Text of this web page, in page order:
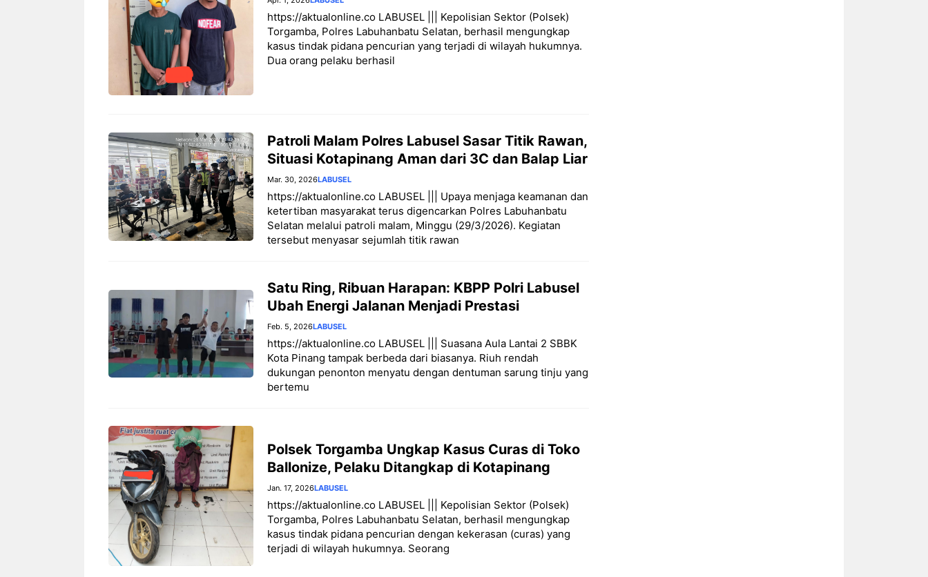
https://aktualonline.co LABUSEL ||| Kepolisian Sektor (Polsek)
Torgamba, Polres Labuhanbatu Selatan, berhasil mengungkap
kasus tindak pidana pencurian yang terjadi di wilayah hukumnya.
Dua orang pelaku berhasil
Patroli Malam Polres Labusel Sasar Titik Rawan,
Situasi Kotapinang Aman dari 3C dan Balap Liar
Mar. 30, 2026LABUSEL
https://aktualonline.co LABUSEL ||| Upaya menjaga keamanan dan
ketertiban masyarakat terus digencarkan Polres Labuhanbatu
Selatan melalui patroli malam, Minggu (29/3/2026). Kegiatan
tersebut menyasar sejumlah titik rawan
Satu Ring, Ribuan Harapan: KBPP Polri Labusel
Ubah Energi Jalanan Menjadi Prestasi
Feb. 5, 2026LABUSEL
https://aktualonline.co LABUSEL ||| Suasana Aula Lantai 2 SBBK
Kota Pinang tampak berbeda dari biasanya. Riuh rendah
dukungan penonton menyatu dengan dentuman sarung tinju yang
bertemu
Polsek Torgamba Ungkap Kasus Curas di Toko
Ballonize, Pelaku Ditangkap di Kotapinang
Jan. 17, 2026LABUSEL
https://aktualonline.co LABUSEL ||| Kepolisian Sektor (Polsek)
Torgamba, Polres Labuhanbatu Selatan, berhasil mengungkap
kasus tindak pidana pencurian dengan kekerasan (curas) yang
terjadi di wilayah hukumnya. Seorang